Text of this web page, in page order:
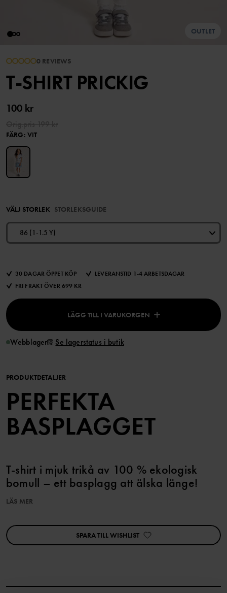
OUTLET
0 REVIEWS
T-SHIRT PRICKIG
100 kr
FÄRG: VIT
VÄLJ STORLEK STORLEKSGUIDE
86 (1-1.5 Y)
30 DAGAR ÖPPET KÖP
LEVERANSTID 1-4 ARBETSDAGAR
FRI FRAKT ÖVER 699 KR
LÄGG TILL I VARUKORGEN
Webblager Se lagerstatus i butik
PRODUKTDETALJER
PERFEKTA
BASPLAGGET
T-shirt i mjuk trikå av 100 % ekologisk
bomull – ett basplagg att älska länge!
Egenskaper:
• YKK-tryckknappar
LÄS MER
SPARA TILL WISHLIST